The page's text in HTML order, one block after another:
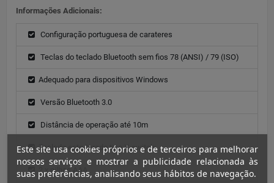
Informações Adicionais:
Configuração portuguesa de carateres
Teclas do teclado Bluetooth sem fios 78 (ANSI) / 79 (ISO)
Adequado para dispositivos Windows
Versão Bluetooth 3.0
Distância de operação até 10m
Teclado estruturado tipo X-switch
2 x pilhas AAA
Este site usa cookies próprios e de terceiros para melhorar
nossos serviços e mostrar a publicidade relacionada às
suas preferências, analisando seus hábitos de navegação.